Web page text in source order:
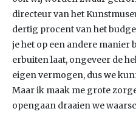
directeur van het
dertig procent van het
je het op een andere manier
erbuiten laat, ongeveer de
eigen vermogen, dus we
Maar ik maak me grote
opengaan draaien we